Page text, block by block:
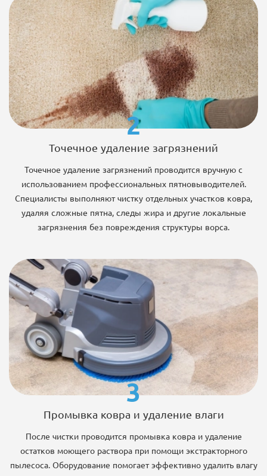
2
Точечное удаление загрязнений
Точечное удаление загрязнений проводится вручную с
использованием профессиональных пятновыводителей.
Специалисты выполняют чистку отдельных участков ковра,
удаляя сложные пятна, следы жира и другие локальные
загрязнения без повреждения структуры ворса.
3
Промывка ковра и удаление влаги
После чистки проводится промывка ковра и удаление
остатков моющего раствора при помощи экстракторного
пылесоса. Оборудование помогает эффективно удалить влагу